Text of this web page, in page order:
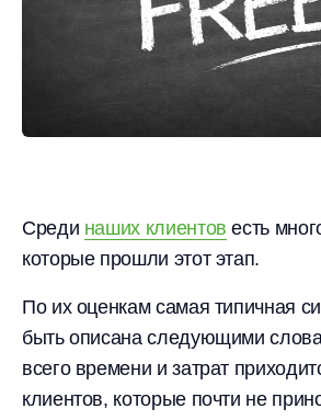
Среди наших клиентов есть
которые прошли этот этап.
По их оценкам самая типичная
быть описана следующими
всего времени и затрат
клиентов, которые почти не